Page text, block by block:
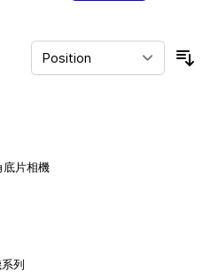
片相機
列